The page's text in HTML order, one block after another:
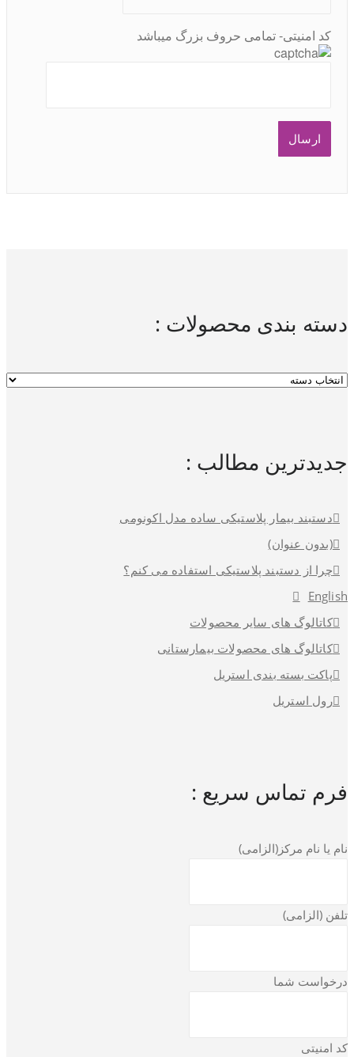
کد امنیتی- تمامی حروف بزرگ میباشد
دسته بندی محصولات :
جدیدترین مطالب :
دستبند بیمار پلاستیکی ساده مدل اکونومی
(بدون عنوان)
چرا از دستبند پلاستیکی استفاده می کنم؟
English
کاتالوگ های سایر محصولات
کاتالوگ های محصولات بیمارستانی
پاکت بسته بندی استریل
رول استریل
فرم تماس سریع :
نام یا نام مرکز(الزامی)
تلفن (الزامی)
درخواست شما
کد امنیتی